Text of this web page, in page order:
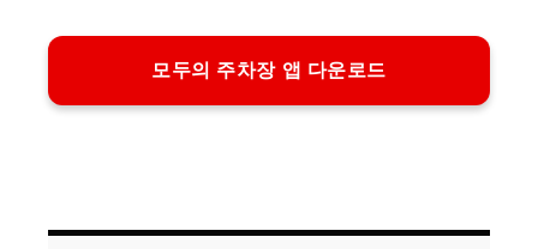
모두의 주차장 앱 다운로드